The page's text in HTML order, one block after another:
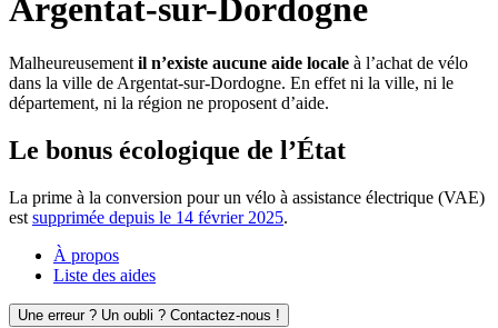
Argentat-sur-Dordogne
Malheureusement il n’existe aucune aide locale à l’achat de vélo
dans la ville de Argentat-sur-Dordogne. En effet ni la ville, ni le
département, ni la région ne proposent d’aide.
Le bonus écologique de l’État
La prime à la conversion pour un vélo à assistance électrique (VAE)
est supprimée depuis le 14 février 2025.
À propos
Liste des aides
Une erreur ? Un oubli ? Contactez-nous !